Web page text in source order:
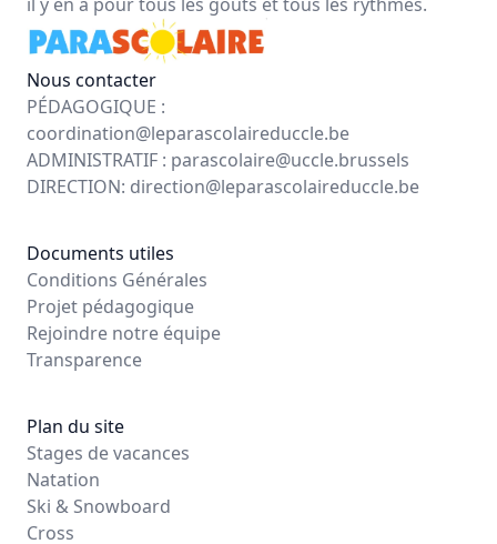
Nous contacter
PÉDAGOGIQUE :
coordination@leparascolaireduccle.be
ADMINISTRATIF : parascolaire@uccle.brussels
DIRECTION: direction@leparascolaireduccle.be
Documents utiles
Conditions Générales
Projet pédagogique
Rejoindre notre équipe
Transparence
Plan du site
Stages de vacances
Natation
Ski & Snowboard
Cross